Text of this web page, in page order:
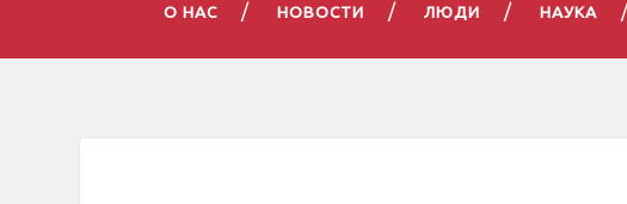
О НАС НОВОСТИ ЛЮДИ НАУКА